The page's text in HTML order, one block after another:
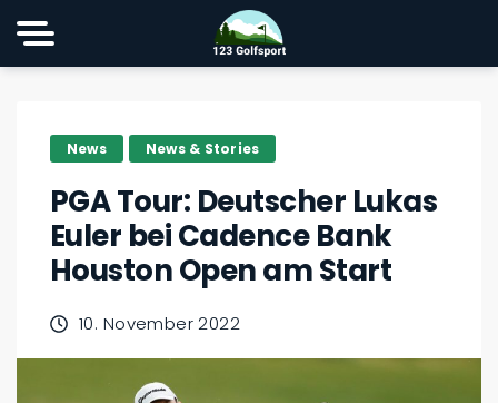
News News & Stories
PGA Tour: Deutscher Lukas
Euler bei Cadence Bank
Houston Open am Start
10. November 2022